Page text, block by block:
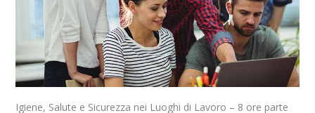
Igiene, Salute e Sicurezza nei Luoghi di Lavoro – 8 ore parte